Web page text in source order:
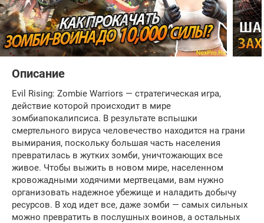
Описание
Evil Rising: Zombie Warriors — стратегическая игра,
действие которой происходит в мире
зомбиапокалипсиса. В результате вспышки
смертельного вируса человечество находится на грани
вымирания, поскольку большая часть населения
превратилась в жутких зомби, уничтожающих все
живое. Чтобы выжить в новом мире, населенном
кровожадными ходячими мертвецами, вам нужно
организовать надежное убежище и наладить добычу
ресурсов. В ход идет все, даже зомби — самых сильных
можно превратить в послушных воинов, а остальных